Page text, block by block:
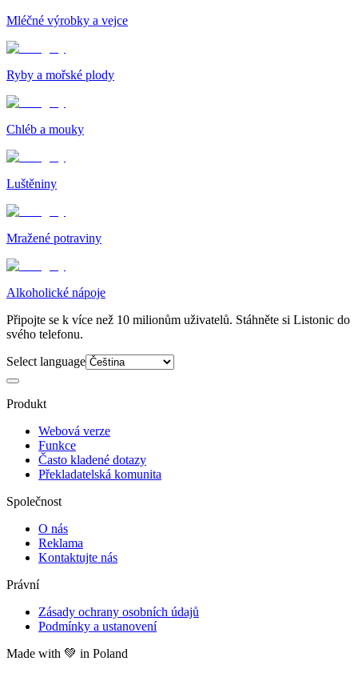
Mléčné výrobky a vejce
Ryby a mořské plody
Chléb a mouky
Luštěniny
Mražené potraviny
Alkoholické nápoje
Připojte se k více než 10 milionům uživatelů. Stáhněte si Listonic do
svého telefonu.
Select language
Produkt
Webová verze
Funkce
Často kladené dotazy
Překladatelská komunita
Společnost
O nás
Reklama
Kontaktujte nás
Právní
Zásady ochrany osobních údajů
Podmínky a ustanovení
Made with 💚 in Poland